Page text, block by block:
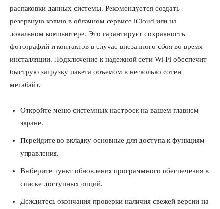
распаковки данных системы. Рекомендуется создать
резервную копию в облачном сервисе iCloud или на
локальном компьютере. Это гарантирует сохранность
фотографий и контактов в случае внезапного сбоя во время
инсталляции. Подключение к надежной сети Wi-Fi обеспечит
быструю загрузку пакета объемом в несколько сотен
мегабайт.
Откройте меню системных настроек на вашем главном
экране.
Перейдите во вкладку основные для доступа к функциям
управления.
Выберите пункт обновления программного обеспечения в
списке доступных опций.
Дождитесь окончания проверки наличия свежей версии на